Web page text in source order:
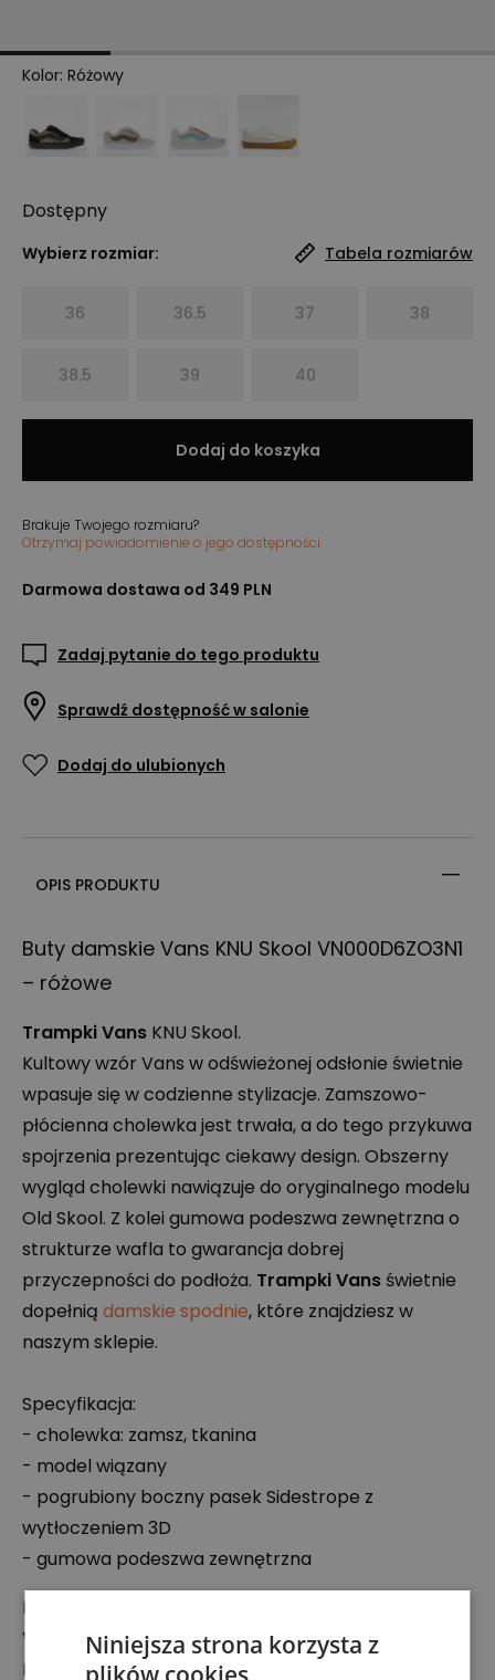
Kolor: Różowy
Dostępny
Wybierz rozmiar: Tabela rozmiarów
36 36.5 37 38
38.5 39 40
Dodaj do koszyka
Brakuje Twojego rozmiaru?
Otrzymaj powiadomienie o jego dostępności
Darmowa dostawa od 349 PLN
Zadaj pytanie do tego produktu
Sprawdź dostępność w salonie
Dodaj do ulubionych
OPIS PRODUKTU
Buty damskie Vans KNU Skool VN000D6ZO3N1
– różowe
Trampki Vans KNU Skool.
Kultowy wzór Vans w odświeżonej odsłonie świetnie
wpasuje się w codzienne stylizacje. Zamszowo-
płócienna cholewka jest trwała, a do tego przykuwa
spojrzenia prezentując ciekawy design. Obszerny
wygląd cholewki nawiązuje do oryginalnego modelu
Old Skool. Z kolei gumowa podeszwa zewnętrzna o
strukturze wafla to gwarancja dobrej
przyczepności do podłoża. Trampki Vans świetnie
dopełnią damskie spodnie, które znajdziesz w
naszym sklepie.
Specyfikacja:
- cholewka: zamsz, tkanina
- model wiązany
- pogrubiony boczny pasek Sidestrope z
wytłoczeniem 3D
- gumowa podeszwa zewnętrzna
Podmiot odpowiedzialny:
VF Europe B.V.
Link 1, Posthofbrug 2-4, 2600 Antwerpen, Belgium B
Niniejsza strona korzysta z